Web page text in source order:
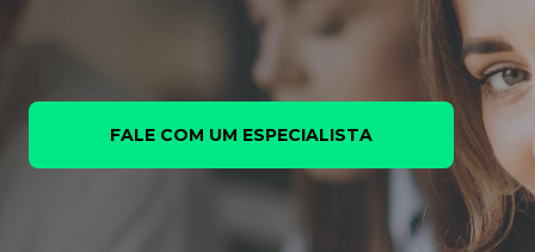
FALE COM UM ESPECIALISTA